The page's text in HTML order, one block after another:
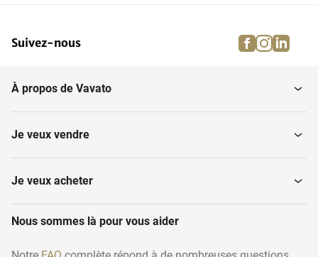
Couvertures anti-feu
Autres services de
prévention des...
Suivez-nous facebook
À propos de Vavato
Je veux vendre
Je veux acheter
Nous sommes là pour vous aider